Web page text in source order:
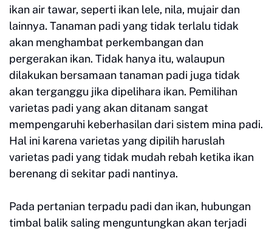
ikan air tawar, seperti ikan lele, nila, mujair dan
lainnya. Tanaman padi yang tidak terlalu tidak
akan menghambat perkembangan dan
pergerakan ikan. Tidak hanya itu, walaupun
dilakukan bersamaan tanaman padi juga tidak
akan terganggu jika dipelihara ikan. Pemilihan
varietas padi yang akan ditanam sangat
mempengaruhi keberhasilan dari sistem mina padi.
Hal ini karena varietas yang dipilih haruslah
varietas padi yang tidak mudah rebah ketika ikan
berenang di sekitar padi nantinya.
Pada pertanian terpadu padi dan ikan, hubungan
timbal balik saling menguntungkan akan terjadi